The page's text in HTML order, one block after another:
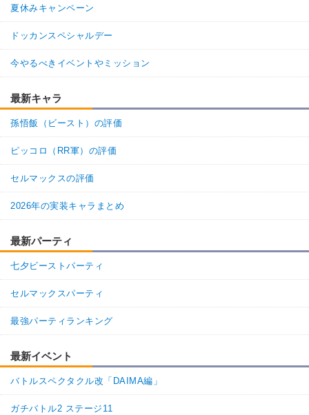
夏休みキャンペーン
ドッカンスペシャルデー
今やるべきイベントやミッション
最新キャラ
孫悟飯（ビースト）の評価
ピッコロ（RR軍）の評価
セルマックスの評価
2026年の実装キャラまとめ
最新パーティ
七夕ビーストパーティ
セルマックスパーティ
最強パーティランキング
最新イベント
バトルスペクタクル改「DAIMA編」
ガチバトル2 ステージ11